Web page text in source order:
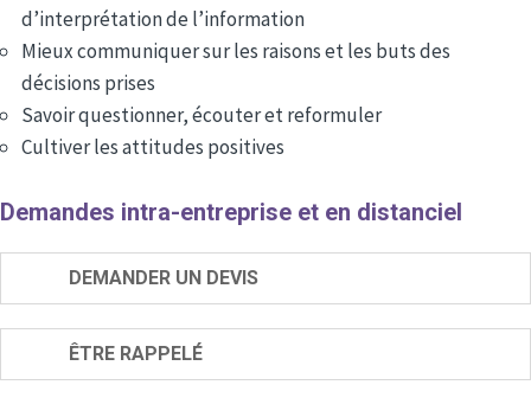
d’interprétation de l’information
Mieux communiquer sur les raisons et les buts des
décisions prises
Savoir questionner, écouter et reformuler
Cultiver les attitudes positives
Demandes intra-entreprise et en distanciel
DEMANDER UN DEVIS
ÊTRE RAPPELÉ